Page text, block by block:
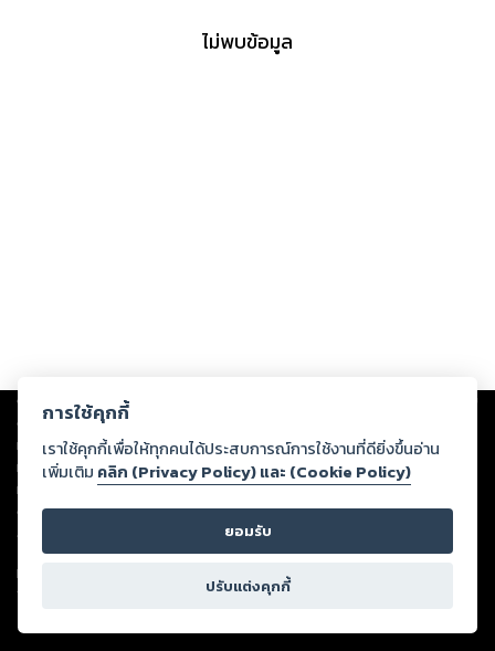
ไม่พบข้อมูล
Copyright © 2026
ต่อผลงานหรือเนื้อหาใดที่อัปโหลดผ่านเว็บไซต์และปรากฏว่าละเมิดสิทธิใน
ทรัพย์สินทางปัญญาของบุคคลอื่นหรือขัดต่อกฎหมายและศีลธรรม ดังนั้น ผู้อ่าน
ทุกท่านโปรดใช้วิจารณญาณในการกลั่นกรองด้วยตนเอง และหากท่านพบว่าส่วน
หนึ่งส่วนใดขัดต่อกฎหมายและศีลธรรม กรุณาแจ้งมายังบริษัท เพื่อทีมงานจะได้
ดำเนินการในทันที ทั้งนี้ ทางสตอรี่ล็อกขอสงวนลิขสิทธิ์ตามพระราชบัญญัติ
ลิขสิทธิ์ พ.ศ. 2537 (ฉบับล่าสุด)
For support: member@ookbee.com
Version
การใช้คุกกี้
เราใช้คุกกี้เพื่อให้ทุกคนได้ประสบการณ์การใช้งานที่ดียิ่งขึ้นอ่าน
เพิ่มเติม คลิก (Privacy Policy) และ (Cookie Policy)
ยอมรับ
ปรับแต่งคุกกี้